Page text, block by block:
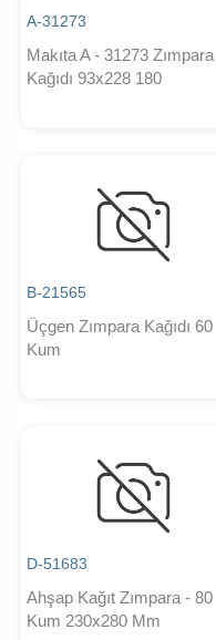
A-31273
Makıta A - 31273 Zımpara
Kağıdı 93x228 180
B-21565
Üçgen Zımpara Kağıdı 60
Kum
D-51683
Ahşap Kağıt Zımpara - 80
Kum 230x280 Mm